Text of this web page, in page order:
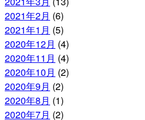
2021年2月 (6)
2021年1月 (5)
2020年12月 (4)
2020年11月 (4)
2020年10月 (2)
2020年9月 (2)
2020年8月 (1)
2020年7月 (2)